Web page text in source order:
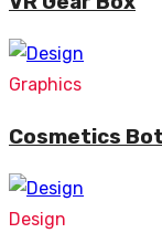
Graphics
Cosmetics
Design